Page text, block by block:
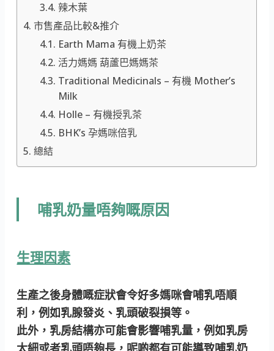
辣木葉
市售產品比較&推介
Earth Mama 有機上奶茶
活力媽媽 葫蘆巴媽媽茶
Traditional Medicinals – 有機 Mother’s
Milk
Holle – 有機授乳茶
BHK’s 孕媽咪倍乳
總結
哺乳奶量唔夠嘅原因
生理因素
生產之後身體嘅症狀會令好多媽咪會哺乳唔順
利，例如乳腺發炎、乳頭破裂損等。
此外，乳房結構亦可能會影響哺乳量，例如乳房
太細或者乳頭唔夠長，呢啲都有可能導致哺乳奶